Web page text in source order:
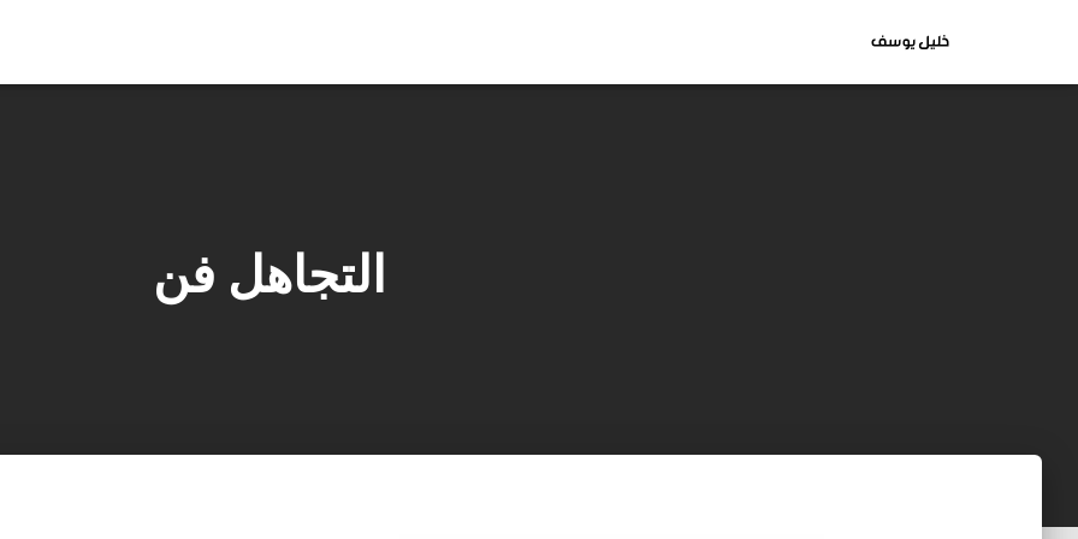
التجاهل فن